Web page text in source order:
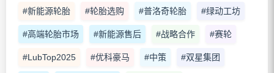
#新能源轮胎 #轮胎选购 #普洛奇轮胎 #绿动工坊
#高端轮胎市场 #新能源售后 #战略合作 #赛轮
#LubTop2025 #优科豪马 #中策 #双星集团